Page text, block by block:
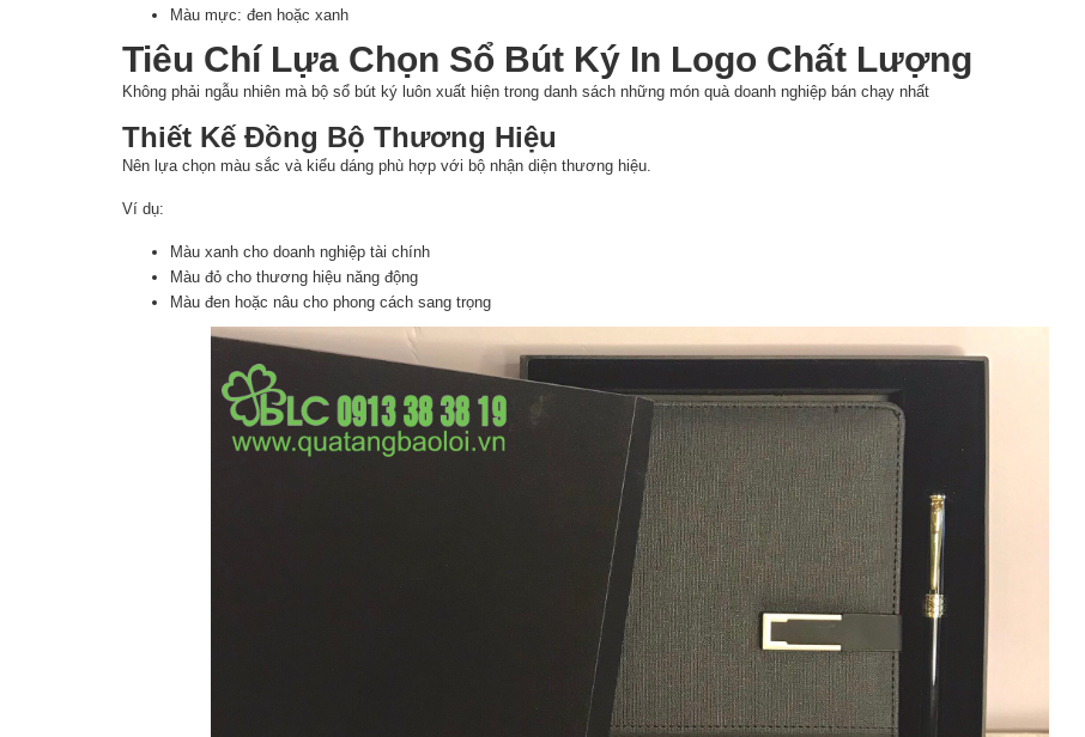
Màu mực: đen hoặc xanh
Tiêu Chí Lựa Chọn Sổ Bút Ký In Logo Chất Lượng
Không phải ngẫu nhiên mà bộ sổ bút ký luôn xuất hiện trong danh sách những món quà doanh nghiệp bán chạy nhất
Thiết Kế Đồng Bộ Thương Hiệu
Nên lựa chọn màu sắc và kiểu dáng phù hợp với bộ nhận diện thương hiệu.
Ví dụ:
Màu xanh cho doanh nghiệp tài chính
Màu đỏ cho thương hiệu năng động
Màu đen hoặc nâu cho phong cách sang trọng